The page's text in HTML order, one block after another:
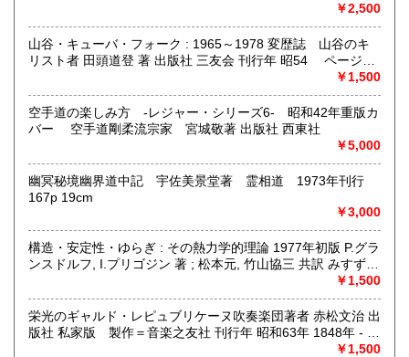
￥2,500
山谷・キューバ・フォーク : 1965～1978 変歴誌 山谷のキ
リスト者 田頭道登 著 出版社 三友会 刊行年 昭54 ページ数
￥1,500
空手道の楽しみ方 -レジャー・シリーズ6- 昭和42年重版カ
バー 空手道剛柔流宗家 宮城敬著 出版社 西東社
￥5,000
幽冥秘境幽界道中記 宇佐美景堂著 霊相道 1973年刊行
167p 19cm
￥3,000
構造・安定性・ゆらぎ : その熱力学的理論 1977年初版 P.グラ
ンスドルフ, I.プリゴジン 著 ; 松本元, 竹山協三 共訳 みすず書
房〈熱力学の方法を、平衡はもとより非線形性や不安定性を
も含むあらゆる現象へ拡張できないであろうか？ ……新し
い「構造」は常に不安定性の結果として出現する。すなわち
それはゆらぎから生じるものである。ふつうはゆらぎが生じ
ると、系をもとの乱れのない状態に戻そうとする動きが続い
￥1,500
栄光のギャルド・レピュブリケーヌ吹奏楽団著者 赤松文治 出
版社 私家版 製作＝音楽之友社 刊行年 昭和63年 1848年 - パ
リ防衛軍のメンバーにより12名の騎馬ファンファーレ隊が創
￥1,500